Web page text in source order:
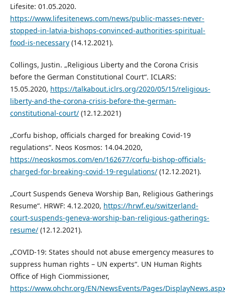
Lifesite: 01.05.2020.
https://www.lifesitenews.com/news/public-masses-never-
stopped-in-latvia-bishops-convinced-authorities-spiritual-
food-is-necessary(14.12.2021).
Collings, Justin. „Religious Liberty and the Corona Crisis
before the German Constitutional Court“. ICLARS:
15.05.2020, https://talkabout.iclrs.org/2020/05/15/religious-
liberty-and-the-corona-crisis-before-the-german-
constitutional-court/(12.12.2021)
„Corfu bishop, officials charged for breaking Covid-19
regulations“. Neos Kosmos: 14.04.2020,
https://neoskosmos.com/en/162677/corfu-bishop-officials-
charged-for-breaking-covid-19-regulations/(12.12.2021).
„Court Suspends Geneva Worship Ban, Religious Gatherings
Resume“. HRWF: 4.12.2020, https://hrwf.eu/switzerland-
court-suspends-geneva-worship-ban-religious-gatherings-
resume/(12.12.2021).
„COVID-19: States should not abuse emergency measures to
suppress human rights – UN experts“. UN Human Rights
Office of High Ciommissioner,
https://www.ohchr.org/EN/NewsEvents/Pages/